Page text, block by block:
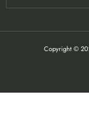
Copyright ©